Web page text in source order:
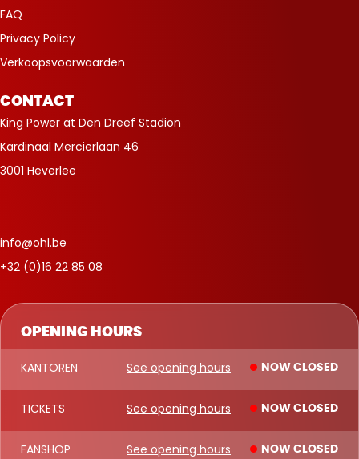
OPENING HOURS
KANTOREN See opening hours NOW CLOSED
TICKETS See opening hours NOW CLOSED
FANSHOP See opening hours NOW CLOSED
FAQ
Privacy Policy
Verkoopsvoorwaarden
CONTACT
King Power at Den Dreef Stadion
Kardinaal Mercierlaan 46
3001 Heverlee
info@ohl.be
+32 (0)16 22 85 08